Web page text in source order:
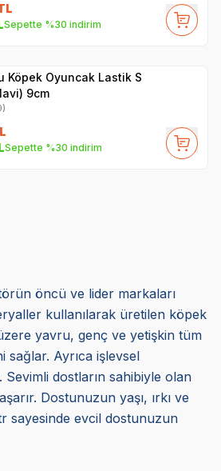
Sepette %30 indirim
Köpek Oyuncak Lastik S
9cm
Sepette %30 indirim
öncü ve lider markaları
kullanılarak üretilen köpek
yavru, genç ve yetişkin tüm
sağlar. Ayrıca işlevsel
dostların sahibiyle olan
Dostunuzun yaşı, ırkı ve
sayesinde evcil dostunuzun